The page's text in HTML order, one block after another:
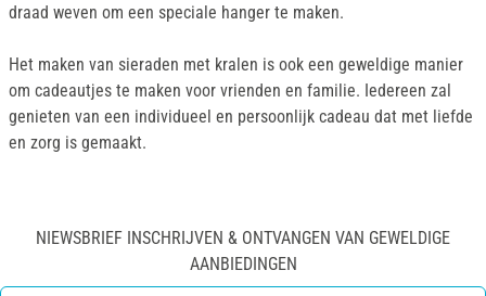
draad weven om een speciale hanger te maken.
Het maken van sieraden met kralen is ook een geweldige manier
om cadeautjes te maken voor vrienden en familie. Iedereen zal
genieten van een individueel en persoonlijk cadeau dat met liefde
en zorg is gemaakt.
NIEWSBRIEF INSCHRIJVEN & ONTVANGEN VAN GEWELDIGE
AANBIEDINGEN